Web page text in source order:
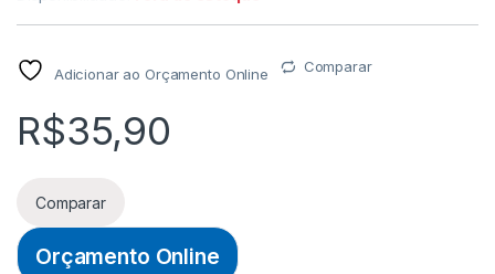
Adicionar ao Orçamento Online Comparar
R$35,90
Comparar
Orçamento Online